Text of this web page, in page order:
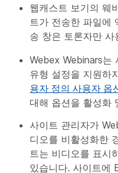
웹캐스트 보기의 웨
트가 전송한 파일에
송 창은 토론자만 사
Webex Webinars는
유형 설정을 지원하
용자 정의 사용자 옵
대해 옵션을 활성화
사이트 관리자가
디오를 비활성화한
트는 비디오를 표시
있습니다. 사이트에